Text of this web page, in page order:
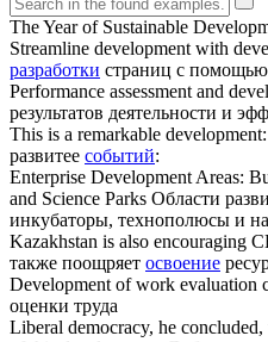
The Year of Sustainable
Streamline developmentwith
разработки страниц с помощью
Performance assessment and
результатов деятельности и
This is a remarkable development:
развитее событий:
Enterprise DevelopmentAreas:
and Science Parks Области
инкубаторы, технополюсы и
Kazakhstan is also encouraging
также поощряет освоение
Developmentof work evaluation
оценки труда
Liberal democracy, he